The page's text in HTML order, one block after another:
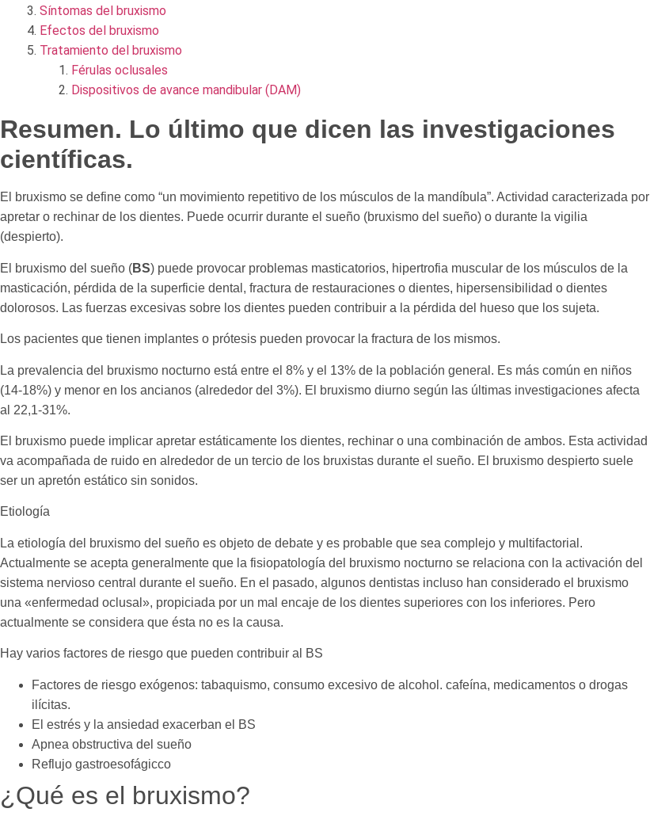
Síntomas del bruxismo
Efectos del bruxismo
Tratamiento del bruxismo
Férulas oclusales
Dispositivos de avance mandibular (DAM)
Resumen. Lo último que dicen las investigaciones
científicas.
El bruxismo se define como “un movimiento repetitivo de los músculos de la mandíbula”. Actividad caracterizada por
apretar o rechinar de los dientes. Puede ocurrir durante el sueño (bruxismo del sueño) o durante la vigilia
(despierto).
El bruxismo del sueño (BS) puede provocar problemas masticatorios, hipertrofia muscular de los músculos de la
masticación, pérdida de la superficie dental, fractura de restauraciones o dientes, hipersensibilidad o dientes
dolorosos. Las fuerzas excesivas sobre los dientes pueden contribuir a la pérdida del hueso que los sujeta.
Los pacientes que tienen implantes o prótesis pueden provocar la fractura de los mismos.
La prevalencia del bruxismo nocturno está entre el 8% y el 13% de la población general. Es más común en niños
(14-18%) y menor en los ancianos (alrededor del 3%). El bruxismo diurno según las últimas investigaciones afecta
al 22,1-31%.
El bruxismo puede implicar apretar estáticamente los dientes, rechinar o una combinación de ambos. Esta actividad
va acompañada de ruido en alrededor de un tercio de los bruxistas durante el sueño. El bruxismo despierto suele
ser un apretón estático sin sonidos.
Etiología
La etiología del bruxismo del sueño es objeto de debate y es probable que sea complejo y multifactorial.
Actualmente se acepta generalmente que la fisiopatología del bruxismo nocturno se relaciona con la activación del
sistema nervioso central durante el sueño. En el pasado, algunos dentistas incluso han considerado el bruxismo
una «enfermedad oclusal», propiciada por un mal encaje de los dientes superiores con los inferiores. Pero
actualmente se considera que ésta no es la causa.
Hay varios factores de riesgo que pueden contribuir al BS
Factores de riesgo exógenos: tabaquismo, consumo excesivo de alcohol. cafeína, medicamentos o drogas
ilícitas.
El estrés y la ansiedad exacerban el BS
Apnea obstructiva del sueño
Reflujo gastroesofágicco
¿Qué es el bruxismo?